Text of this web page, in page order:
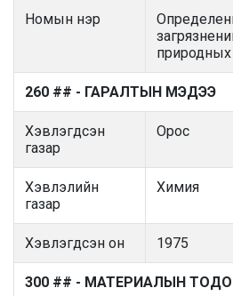
Номын нэр
260 ## - ГАРАЛТЫН МЭДЭЭ
Хэвлэгдсэн
газар
Орос
Хэвлэлийн
газар
Химия
Хэвлэгдсэн он 1975
300 ## - МАТЕРИАЛЫН